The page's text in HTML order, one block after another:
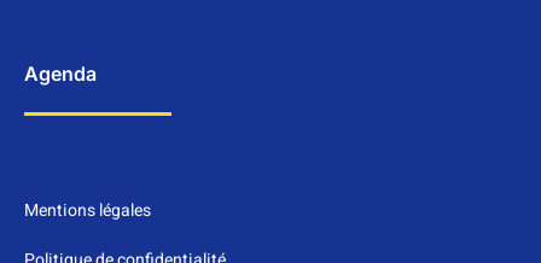
Agenda
Mentions légales